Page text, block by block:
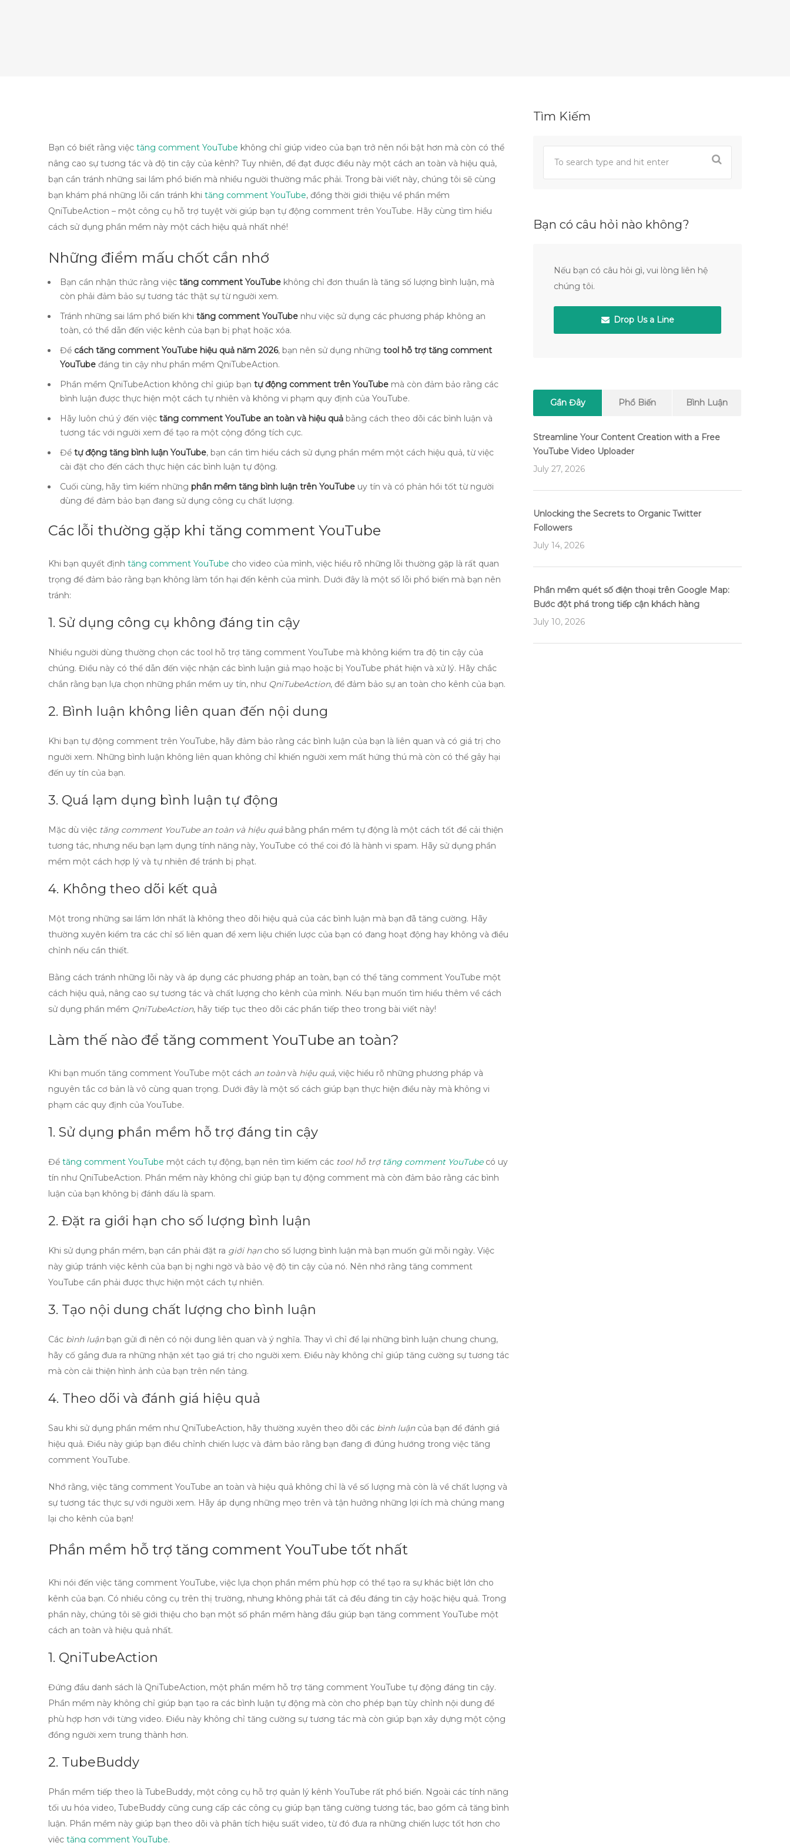
Bạn có biết rằng việc tăng comment YouTube không chỉ giúp video của bạn trở nên nổi bật hơn mà còn có thể
nâng cao sự tương tác và độ tin cậy của kênh? Tuy nhiên, để đạt được điều này một cách an toàn và hiệu quả,
bạn cần tránh những sai lầm phổ biến mà nhiều người thường mắc phải. Trong bài viết này, chúng tôi sẽ cùng
bạn khám phá những lỗi cần tránh khi tăng comment YouTube, đồng thời giới thiệu về phần mềm
QniTubeAction – một công cụ hỗ trợ tuyệt vời giúp bạn tự động comment trên YouTube. Hãy cùng tìm hiểu
cách sử dụng phần mềm này một cách hiệu quả nhất nhé!
Những điểm mấu chốt cần nhớ
Bạn cần nhận thức rằng việc tăng comment YouTube không chỉ đơn thuần là tăng số lượng bình luận, mà
còn phải đảm bảo sự tương tác thật sự từ người xem.
Tránh những sai lầm phổ biến khi tăng comment YouTube như việc sử dụng các phương pháp không an
toàn, có thể dẫn đến việc kênh của bạn bị phạt hoặc xóa.
Để cách tăng comment YouTube hiệu quả năm 2026, bạn nên sử dụng những tool hỗ trợ tăng comment
YouTube đáng tin cậy như phần mềm QniTubeAction.
Phần mềm QniTubeAction không chỉ giúp bạn tự động comment trên YouTube mà còn đảm bảo rằng các
bình luận được thực hiện một cách tự nhiên và không vi phạm quy định của YouTube.
Hãy luôn chú ý đến việc tăng comment YouTube an toàn và hiệu quả bằng cách theo dõi các bình luận và
tương tác với người xem để tạo ra một cộng đồng tích cực.
Để tự động tăng bình luận YouTube, bạn cần tìm hiểu cách sử dụng phần mềm một cách hiệu quả, từ việc
cài đặt cho đến cách thực hiện các bình luận tự động.
Cuối cùng, hãy tìm kiếm những phần mềm tăng bình luận trên YouTube uy tín và có phản hồi tốt từ người
dùng để đảm bảo bạn đang sử dụng công cụ chất lượng.
Các lỗi thường gặp khi tăng comment YouTube
Khi bạn quyết định tăng comment YouTube cho video của mình, việc hiểu rõ những lỗi thường gặp là rất quan
trọng để đảm bảo rằng bạn không làm tổn hại đến kênh của mình. Dưới đây là một số lỗi phổ biến mà bạn nên
tránh:
1. Sử dụng công cụ không đáng tin cậy
Nhiều người dùng thường chọn các tool hỗ trợ tăng comment YouTube mà không kiểm tra độ tin cậy của
chúng. Điều này có thể dẫn đến việc nhận các bình luận giả mạo hoặc bị YouTube phát hiện và xử lý. Hãy chắc
chắn rằng bạn lựa chọn những phần mềm uy tín, như QniTubeAction, để đảm bảo sự an toàn cho kênh của bạn.
2. Bình luận không liên quan đến nội dung
Khi bạn tự động comment trên YouTube, hãy đảm bảo rằng các bình luận của bạn là liên quan và có giá trị cho
người xem. Những bình luận không liên quan không chỉ khiến người xem mất hứng thú mà còn có thể gây hại
đến uy tín của bạn.
3. Quá lạm dụng bình luận tự động
Mặc dù việc tăng comment YouTube an toàn và hiệu quảbằng phần mềm tự động là một cách tốt để cải thiện
tương tác, nhưng nếu bạn lạm dụng tính năng này, YouTube có thể coi đó là hành vi spam. Hãy sử dụng phần
mềm một cách hợp lý và tự nhiên để tránh bị phạt.
4. Không theo dõi kết quả
Một trong những sai lầm lớn nhất là không theo dõi hiệu quả của các bình luận mà bạn đã tăng cường. Hãy
thường xuyên kiểm tra các chỉ số liên quan để xem liệu chiến lược của bạn có đang hoạt động hay không và điều
chỉnh nếu cần thiết.
Bằng cách tránh những lỗi này và áp dụng các phương pháp an toàn, bạn có thể tăng comment YouTube một
cách hiệu quả, nâng cao sự tương tác và chất lượng cho kênh của mình. Nếu bạn muốn tìm hiểu thêm về cách
sử dụng phần mềm QniTubeAction, hãy tiếp tục theo dõi các phần tiếp theo trong bài viết này!
Làm thế nào để tăng comment YouTube an toàn?
Khi bạn muốn tăng comment YouTube một cách an toànvà hiệu quả, việc hiểu rõ những phương pháp và
nguyên tắc cơ bản là vô cùng quan trọng. Dưới đây là một số cách giúp bạn thực hiện điều này mà không vi
phạm các quy định của YouTube.
1. Sử dụng phần mềm hỗ trợ đáng tin cậy
Để tăng comment YouTube một cách tự động, bạn nên tìm kiếm các tool hỗ trợ tăng comment YouTubecó uy
tín như QniTubeAction. Phần mềm này không chỉ giúp bạn tự động comment mà còn đảm bảo rằng các bình
luận của bạn không bị đánh dấu là spam.
2. Đặt ra giới hạn cho số lượng bình luận
Khi sử dụng phần mềm, bạn cần phải đặt ra giới hạncho số lượng bình luận mà bạn muốn gửi mỗi ngày. Việc
này giúp tránh việc kênh của bạn bị nghi ngờ và bảo vệ độ tin cậy của nó. Nên nhớ rằng tăng comment
YouTube cần phải được thực hiện một cách tự nhiên.
3. Tạo nội dung chất lượng cho bình luận
Các bình luậnbạn gửi đi nên có nội dung liên quan và ý nghĩa. Thay vì chỉ để lại những bình luận chung chung,
hãy cố gắng đưa ra những nhận xét tạo giá trị cho người xem. Điều này không chỉ giúp tăng cường sự tương tác
mà còn cải thiện hình ảnh của bạn trên nền tảng.
4. Theo dõi và đánh giá hiệu quả
Sau khi sử dụng phần mềm như QniTubeAction, hãy thường xuyên theo dõi các bình luậncủa bạn để đánh giá
hiệu quả. Điều này giúp bạn điều chỉnh chiến lược và đảm bảo rằng bạn đang đi đúng hướng trong việc tăng
comment YouTube.
Nhớ rằng, việc tăng comment YouTube an toàn và hiệu quả không chỉ là về số lượng mà còn là về chất lượng và
sự tương tác thực sự với người xem. Hãy áp dụng những mẹo trên và tận hưởng những lợi ích mà chúng mang
lại cho kênh của bạn!
Phần mềm hỗ trợ tăng comment YouTube tốt nhất
Khi nói đến việc tăng comment YouTube, việc lựa chọn phần mềm phù hợp có thể tạo ra sự khác biệt lớn cho
kênh của bạn. Có nhiều công cụ trên thị trường, nhưng không phải tất cả đều đáng tin cậy hoặc hiệu quả. Trong
phần này, chúng tôi sẽ giới thiệu cho bạn một số phần mềm hàng đầu giúp bạn tăng comment YouTube một
cách an toàn và hiệu quả nhất.
1. QniTubeAction
Đứng đầu danh sách là QniTubeAction, một phần mềm hỗ trợ tăng comment YouTube tự động đáng tin cậy.
Phần mềm này không chỉ giúp bạn tạo ra các bình luận tự động mà còn cho phép bạn tùy chỉnh nội dung để
phù hợp hơn với từng video. Điều này không chỉ tăng cường sự tương tác mà còn giúp bạn xây dựng một cộng
đồng người xem trung thành hơn.
2. TubeBuddy
Phần mềm tiếp theo là TubeBuddy, một công cụ hỗ trợ quản lý kênh YouTube rất phổ biến. Ngoài các tính năng
tối ưu hóa video, TubeBuddy cũng cung cấp các công cụ giúp bạn tăng cường tương tác, bao gồm cả tăng bình
luận. Phần mềm này giúp bạn theo dõi và phân tích hiệu suất video, từ đó đưa ra những chiến lược tốt hơn cho
việc tăng comment YouTube.
Tìm Kiếm
Bạn có câu hỏi nào không?
Nếu bạn có câu hỏi gì, vui lòng liên hệ
chúng tôi.
Drop Us a Line
Gần Đây Phổ Biến Bình Luận
Streamline Your Content Creation with a Free
YouTube Video Uploader
July 27, 2026
Unlocking the Secrets to Organic Twitter
Followers
July 14, 2026
Phần mềm quét số điện thoại trên Google Map:
Bước đột phá trong tiếp cận khách hàng
July 10, 2026